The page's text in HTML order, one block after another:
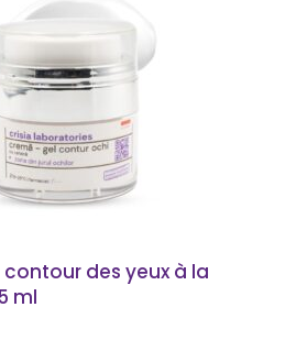
COMMANDER
des yeux à la
ml